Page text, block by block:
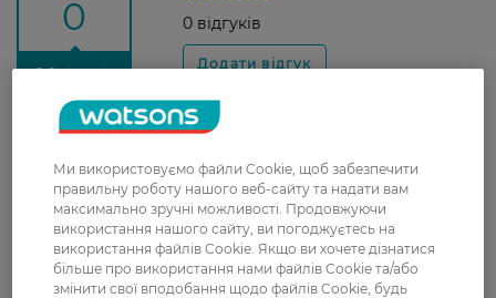
0
З 0 відгуків
0 відгуків
Доставка
Нова пошта
У відділення Нової пошти - 99 грн,
безкоштовно від 699 грн
Укрпошта
Ми використовуємо файли Cookie, щоб забезпечити
правильну роботу нашого веб-сайту та надати вам
максимально зручні можливості. Продовжуючи
використання нашого сайту, ви погоджуєтесь на
використання файлів Cookie. Якщо ви хочете дізнатися
більше про використання нами файлів Cookie та/або
змінити свої вподобання щодо файлів Cookie, будь